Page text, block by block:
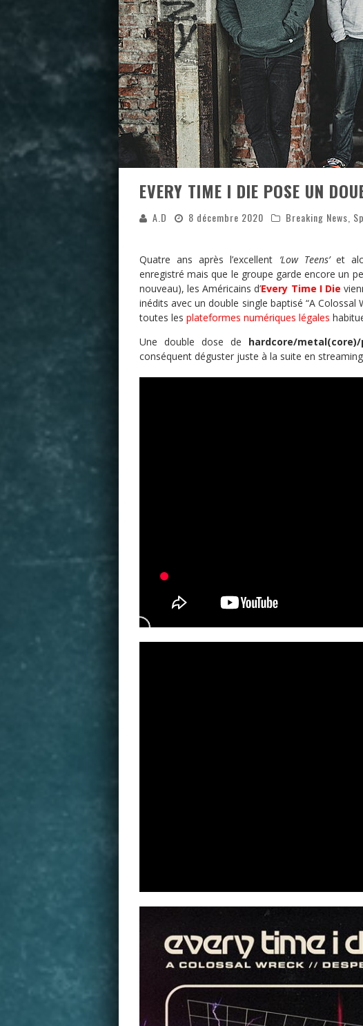
EVERY TIME I DIE POSE UN
A.D 8 décembre 2020 Breaking News
Quatre ans après l’excellent ‘Low Teens’et
enregistré mais que le groupe garde encore un
nouveau), les Américains d’Every Time I Die
inédits avec un double single baptisé “A Colossal
toutes les plateformes numériques légales
Une double dose de hardcore/
conséquent déguster juste à la suite en